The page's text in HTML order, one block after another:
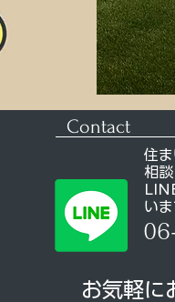
Contact
住
相
いま
お気軽に